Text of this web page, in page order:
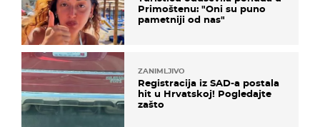
Primoštenu: "Oni su puno
pametniji od nas"
ZANIMLJIVO
Registracija iz SAD-a postala
hit u Hrvatskoj! Pogledajte
zašto